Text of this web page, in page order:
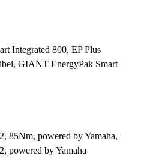
Integrated 800, EP Plus
GIANT EnergyPak Smart
85Nm, powered by Yamaha,
powered by Yamaha